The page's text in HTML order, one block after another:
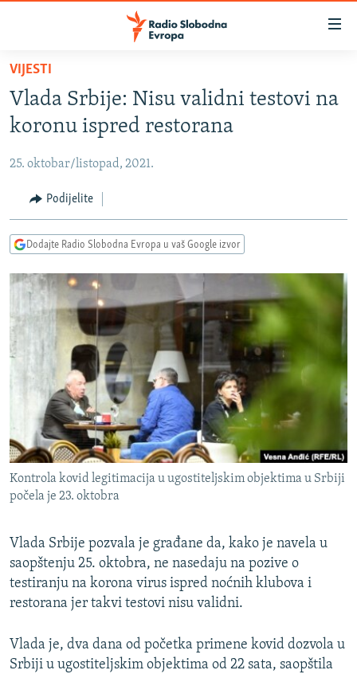
Pređite
glavni
sadržaj
na
navigaciju
Pređite
na
VIJESTI
BOSNA I HERCEGOVINA
KOSOVO
CRNA GORA
VIDEO
FOTOGALERIJE
INFOGRAFIKE
PODCASTI
RAT U UKRAJINI
KINA NA BALKANU
RSE PRIČE IZ SVIJETA
ISPRIČAJ MI
DNEVNO@RSE
SPECIJALI RSE
VIŠE OD NASLOVA
GENOCID U SREBRENICI
TV LIBERTY
POST SCRIPTUM
MOJA EVROPA
SVE KARTE DEJTONA
PRATITE NAS
Sve RFE/RL stranice
VIJESTI
Vlada Srbije: Nisu validni testovi na
koronu ispred restorana
25. oktobar/listopad, 2021.
Podijelite
Dodajte Radio Slobodna Evropa u vaš Google izvor
Kontrola kovid legitimacija u ugostiteljskim objektima u Srbiji
počela je 23. oktobra
Vlada Srbije pozvala je građane da, kako je navela u
saopštenju 25. oktobra, ne nasedaju na pozive o
testiranju na korona virus ispred noćnih klubova i
restorana jer takvi testovi nisu validni.
Vlada je, dva dana od početka primene kovid dozvola u
Srbiji u ugostiteljskim objektima od 22 sata, saopštila